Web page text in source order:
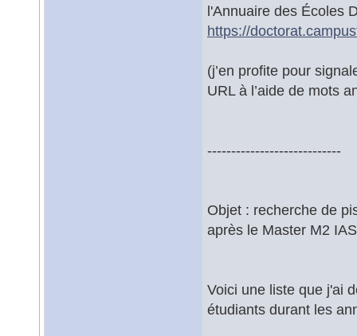
l'Annuaire des Écoles
https://
(j’en profite pour
URL à l’aide de mots
----------------------------
Objet : recherche de
après le Master M2
Voici une liste que j'ai
étudiants durant les